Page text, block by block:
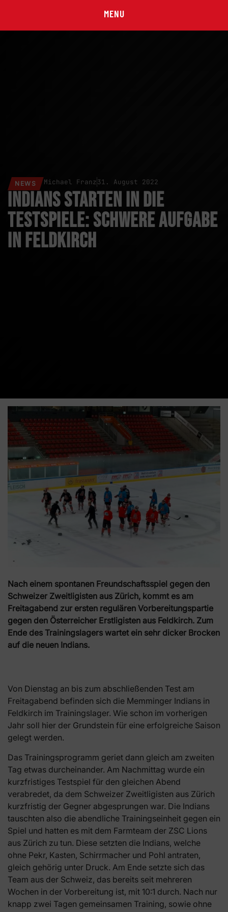
MENU
NEWS Michael Franz31. August 2022
Indians starten in die
Testspiele: Schwere Aufgabe
in Feldkirch
Nach einem spontanen Freundschaftsspiel gegen den
Schweizer Zweitligisten aus Zürich, kommt es am
Freitagabend zur ersten regulären Vorbereitungspartie
gegen den Österreicher Erstligisten aus Feldkirch. Zum
Ende des Trainingslagers wartet ein sehr dicker Brocken
auf die neuen Indians.
Von Dienstag an bis zum abschließenden Test am
Freitagabend befinden sich die Memminger Indians in
Feldkirch im Trainingslager. Wie schon im vorherigen
Jahr soll hier der Grundstein für eine erfolgreiche Saison
gelegt werden.
Das Trainingsprogramm geriet dann gleich am zweiten
Tag etwas durcheinander. Am Nachmittag wurde ein
kurzfristiges Testspiel für den gleichen Abend
verabredet, da dem Schweizer Zweitligisten aus Zürich
kurzfristig der Gegner abgesprungen war. Die Indians
tauschten also die abendliche Trainingseinheit gegen ein
Spiel und hatten es mit dem Farmteam der ZSC Lions
aus Zürich zu tun. Diese setzten die Indians, welche
ohne Pekr, Kasten, Schirrmacher und Pohl antraten,
gleich gehörig unter Druck. Am Ende setzte sich das
Team aus der Schweiz, das bereits seit mehreren
Wochen in der Vorbereitung ist, mit 10:1 durch. Nach nur
knapp zwei Tagen gemeinsamen Training, sowie ohne